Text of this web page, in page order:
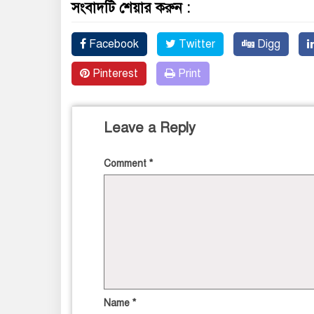
সংবাদটি শেয়ার করুন :
Facebook Twitter Digg
Pinterest Print
Leave a Reply
Comment *
Name *